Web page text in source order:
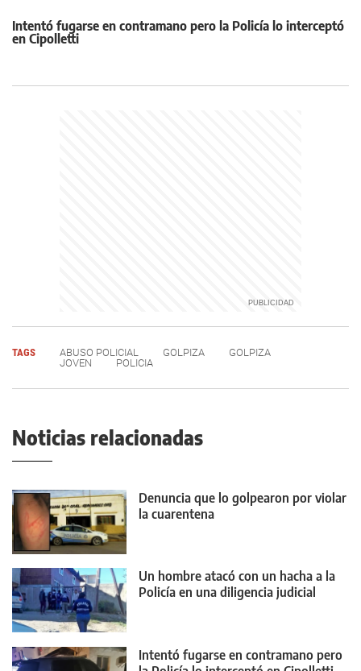
Intentó fugarse en contramano pero la Policía lo interceptó
en Cipolletti
TAGS ABUSO POLICIAL GOLPIZA
GOLPIZA
JOVEN
POLICIA
Noticias relacionadas
Denuncia que lo golpearon por violar
la cuarentena
Un hombre atacó con un hacha a la
Policía en una diligencia judicial
Intentó fugarse en contramano pero